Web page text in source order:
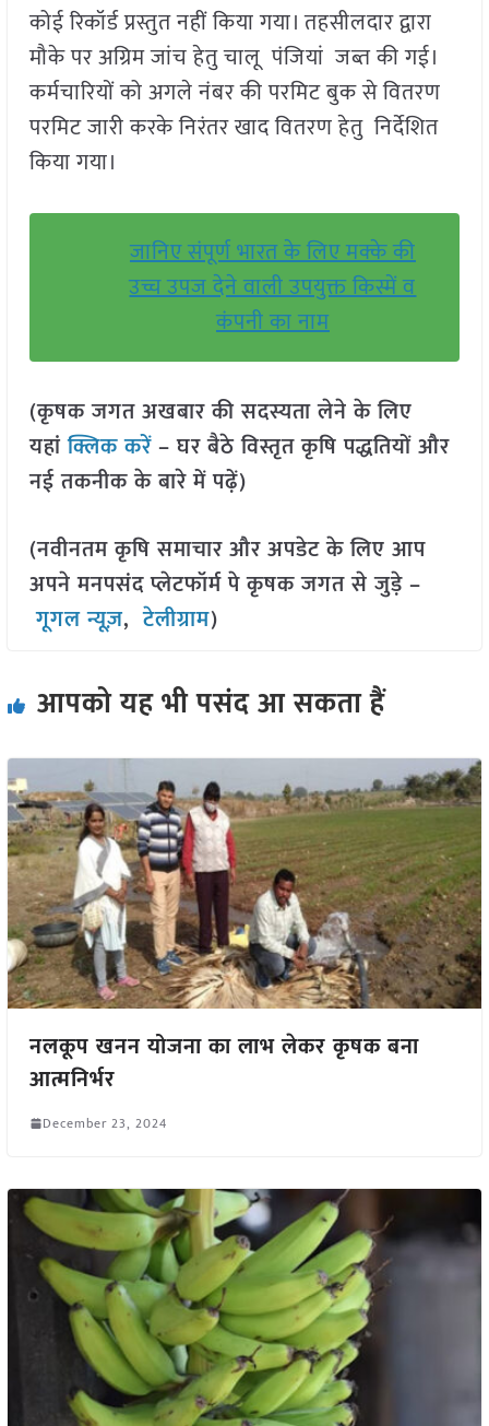
कोई रिकॉर्ड प्रस्तुत नहीं किया गया। तहसीलदार द्वारा
मौके पर अग्रिम जांच हेतु चालू पंजियां जब्त की गई।
कर्मचारियों को अगले नंबर की परमिट बुक से वितरण
परमिट जारी करके निरंतर खाद वितरण हेतु निर्देशित
किया गया।
जानिए संपूर्ण भारत के लिए मक्के की
उच्च उपज देने वाली उपयुक्त किस्में व
कंपनी का नाम
(कृषक जगत अखबार की सदस्यता लेने के लिए
यहांक्लिक करें– घर बैठे विस्तृत कृषि पद्धतियों और
नई तकनीक के बारे में पढ़ें)
(नवीनतम कृषि समाचार और अपडेट के लिए आप
अपने मनपसंद प्लेटफॉर्म पे कृषक जगत से जुड़े –
गूगल न्यूज़,टेलीग्राम)
आपको यह भी पसंद आ सकता हैं
नलकूप खनन योजना का लाभ लेकर कृषक बना
आत्मनिर्भर
December 23, 2024